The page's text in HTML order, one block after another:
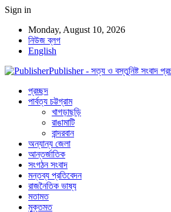
Sign in
Monday, August 10, 2026
নিউজ ব্লগ
English
Publisher - সত্য ও বস্তুনিষ্ট সংবাদ
প্রচ্ছদ
পার্বত্য চট্টগ্রাম
খাগড়াছড়ি
রাঙামাটি
বান্দরবান
অন্যান্য জেলা
আন্তর্জাতিক
সংগঠন সংবাদ
মন্তব্য প্রতিবেদন
রাজনৈতিক ভাষ্য
মতামত
মুক্তমত